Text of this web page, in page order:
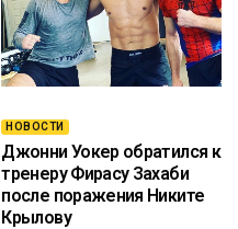
НОВОСТИ
Джонни Уокер обратился к
тренеру Фирасу Захаби
после поражения Никите
Крылову